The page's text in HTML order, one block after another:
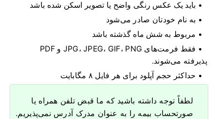
باید یک عکس رنگی واضح یا تصویر اسکن شده باشد
به نام خودتان صادر می‌شود
مربوط به شش ماه گذشته باشد
فقط فرمت‌های JPG، JPEG، GIF، PNG و PDF
پذیرفته می‌شوند.
حداکثر حجم آپلود برای هر فایل ۸ مگابایت
لطفاً توجه داشته باشید که ما قبض تلفن همراه یا
صورتحساب بیمه را به عنوان مدرک آدرس نمی‌پذیریم.